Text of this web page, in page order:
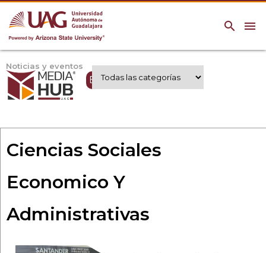
menu
search
Noticias y eventos
Expertos UAG
Ciencias Sociales
Economico Y
Administrativas